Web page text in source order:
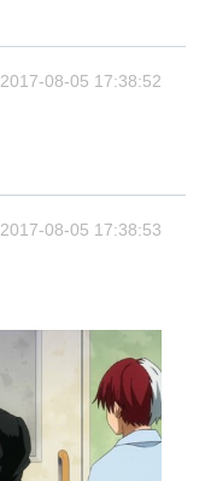
2017-08-05 17:38:52
2017-08-05 17:38:53